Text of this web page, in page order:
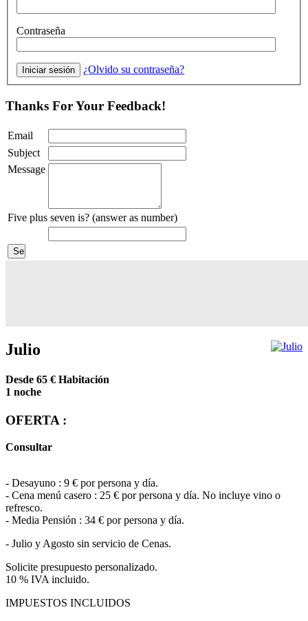
Contraseña
¿Olvido su contraseña?
Thanks For Your Feedback!
Email
Subject
Message
Five plus seven is? (answer as number)
Julio
Desde 65 € Habitación
1 noche
OFERTA :
Consultar
- Desayuno : 9 € por persona y día.
- Cena menú casero : 25 € por persona y día. No incluye vino o
refresco.
- Media Pensión : 34 € por persona y día.
- Julio y Agosto sin servicio de Cenas.
Solicite presupuesto personalizado.
10 % IVA incluido.
IMPUESTOS INCLUIDOS